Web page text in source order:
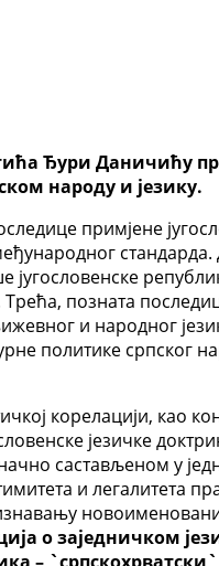
Ђури Даничићу
народу и језику.
примјене
стандарда.
југословенске
позната
и народног
политике
корелацији, као
језичке
састављеном у
и легалитета
о заједничком